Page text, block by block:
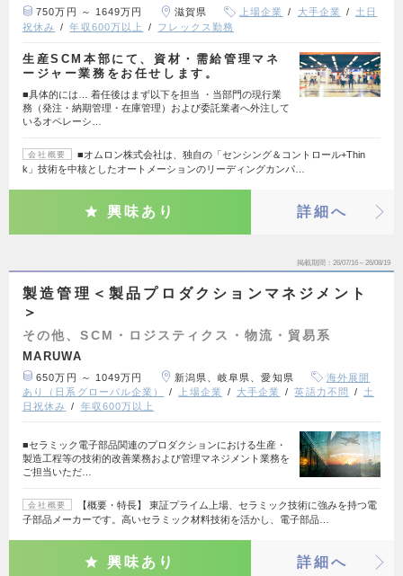
750万円 ～ 1649万円 滋賀県 上場企業 大手企業
土日
祝休み
年収600万以上 フレックス勤務
生産SCM本部にて、資材・需給管理マネ
ージャー業務をお任せします。
■具体的には… 着任後はまず以下を担当 ・当部門の現行業
務（発注・納期管理・在庫管理）および委託業者へ外注して
いるオペレーシ…
会社概要
■オムロン株式会社は、独自の「センシング＆コントロール+Thin
k」技術を中核としたオートメーションのリーディングカンパ…
興味あり 詳細へ
掲載期間 26/07/16～26/08/19
製造管理＜製品プロダクションマネジメント
＞
その他、SCM・ロジスティクス・物流・貿易系
MARUWA
650万円 ～ 1049万円 新潟県、岐阜県、愛知県
海外展開
あり（日系グローバル企業）
上場企業 大手企業 英語力不問
土
日祝休み
年収600万以上
■セラミック電子部品関連のプロダクションにおける生産・
製造工程等の技術的改善業務および管理マネジメント業務を
ご担当いただ…
会社概要
【概要・特長】 東証プライム上場、セラミック技術に強みを持つ電
子部品メーカーです。高いセラミック材料技術を活かし、電子部品…
興味あり 詳細へ